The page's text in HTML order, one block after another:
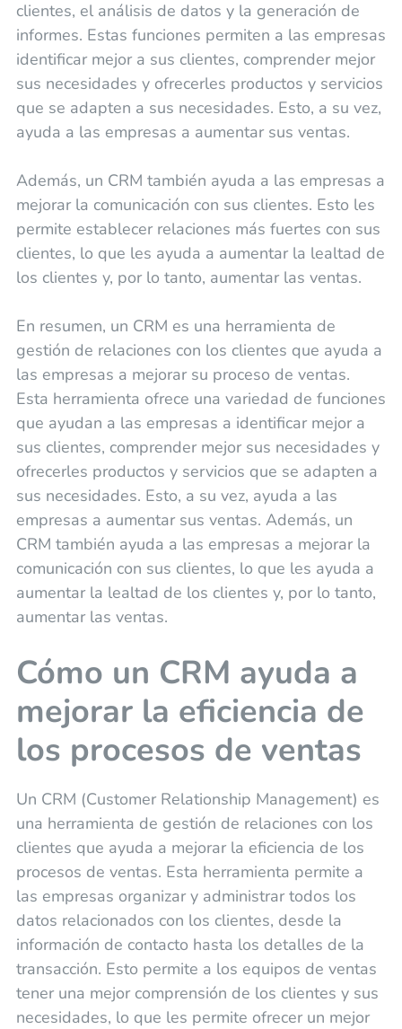
clientes, el análisis de datos y la generación de
informes. Estas funciones permiten a las empresas
identificar mejor a sus clientes, comprender mejor
sus necesidades y ofrecerles productos y servicios
que se adapten a sus necesidades. Esto, a su vez,
ayuda a las empresas a aumentar sus ventas.
Además, un CRM también ayuda a las empresas a
mejorar la comunicación con sus clientes. Esto les
permite establecer relaciones más fuertes con sus
clientes, lo que les ayuda a aumentar la lealtad de
los clientes y, por lo tanto, aumentar las ventas.
En resumen, un CRM es una herramienta de
gestión de relaciones con los clientes que ayuda a
las empresas a mejorar su proceso de ventas.
Esta herramienta ofrece una variedad de funciones
que ayudan a las empresas a identificar mejor a
sus clientes, comprender mejor sus necesidades y
ofrecerles productos y servicios que se adapten a
sus necesidades. Esto, a su vez, ayuda a las
empresas a aumentar sus ventas. Además, un
CRM también ayuda a las empresas a mejorar la
comunicación con sus clientes, lo que les ayuda a
aumentar la lealtad de los clientes y, por lo tanto,
aumentar las ventas.
Cómo un CRM ayuda a
mejorar la eficiencia de
los procesos de ventas
Un CRM (Customer Relationship Management) es
una herramienta de gestión de relaciones con los
clientes que ayuda a mejorar la eficiencia de los
procesos de ventas. Esta herramienta permite a
las empresas organizar y administrar todos los
datos relacionados con los clientes, desde la
información de contacto hasta los detalles de la
transacción. Esto permite a los equipos de ventas
tener una mejor comprensión de los clientes y sus
necesidades, lo que les permite ofrecer un mejor